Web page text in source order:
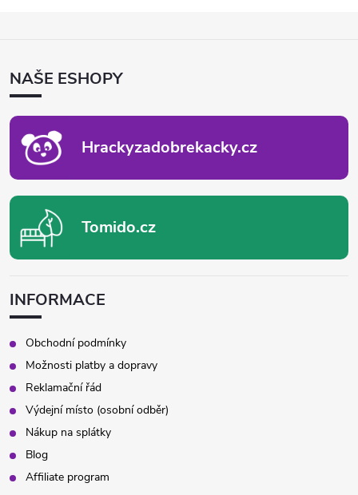
ANAŠE ESHOPY
Hrackyzadobrekacky.cz
Tomido.cz
INFORMACE
Obchodní podmínky
Možnosti platby a dopravy
Reklamační řád
Výdejní místo (osobní odběr)
Nákup na splátky
Blog
Affiliate program